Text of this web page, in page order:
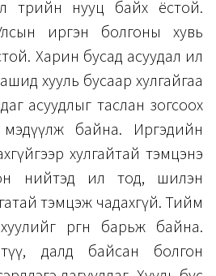
төрийн нууц байх ёстой.
иргэн болгоны хувь
Харин бусад асуудал ил
хууль бусаар хулгайгаа
асуудлыг таслан зогсоох
мэдүүлж байна. Иргэдийн
хулгайтай тэмцэнэ
нийтэд ил тод, шилэн
тэмцэж чадахгүй. Тийм
өргөн барьж байна.
далд байсан болгон